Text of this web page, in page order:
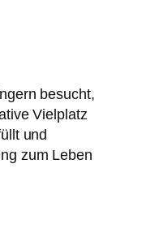
besucht,
Vielplatz
und
zum Leben